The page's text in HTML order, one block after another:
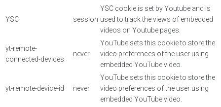
YSC session
YSC cookie is set by Youtube and is
used to track the views of embedded
videos on Youtube pages.
yt-remote-
connected-devices
never
YouTube sets this cookie to store the
video preferences of the user using
embedded YouTube video.
yt-remote-device-id never
YouTube sets this cookie to store the
video preferences of the user using
embedded YouTube video.